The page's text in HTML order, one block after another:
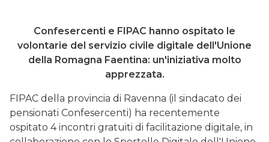
Confesercenti e FIPAC hanno ospitato le
volontarie del servizio civile digitale dell'Unione
della Romagna Faentina: un'iniziativa molto
apprezzata.
FIPAC della provincia di Ravenna (il sindacato dei
pensionati Confesercenti) ha recentemente
ospitato 4 incontri gratuiti di facilitazione digitale, in